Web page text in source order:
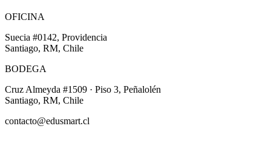
OFICINA
Suecia #0142, Providencia
Santiago, RM, Chile
BODEGA
Cruz Almeyda #1509 · Piso 3, Peñalolén
Santiago, RM, Chile
contacto@edusmart.cl